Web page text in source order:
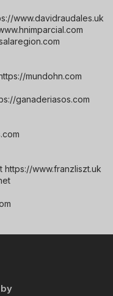
www.davidraudales.uk
mundohn.com
ganaderiasos.com
https://www.franzliszt.uk